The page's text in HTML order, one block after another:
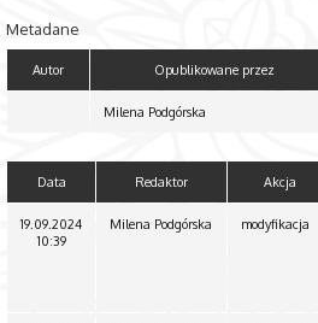
Metadane
Autor Opublikowane przez
Milena Podgórska
Data Redaktor Akcja
19.09.2024
10:39
Milena Podgórska modyfikacja